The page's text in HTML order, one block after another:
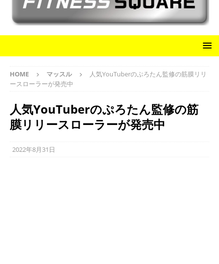
HOME マッスル
人気YouTuberのぷろたん監修の筋膜リリ
ースローラーが発売中
人気YouTuberのぷろたん監修の筋
膜リリースローラーが発売中
2022年8月31日